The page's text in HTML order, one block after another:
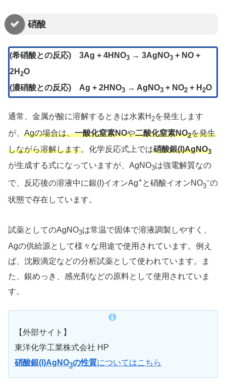
硝酸
(希硝酸との反応) 3Ag + 4HNO3 → 3AgNO3 + NO +
2H 2O
(濃硝酸との反応)
Ag + 2HNO3 → AgNO3 + NO2 + H 2O
通常、金属が酸に溶解するときは水素H 2を発生します
が、 Agの場合は、一酸化窒素NOや二酸化窒素NO2を発生
しながら溶解します。化学反応式上では硝酸銀(I)AgNO3
が生成する式になっていますが、AgNO3は強電解質なの
で、反応後の溶液中に銀(I)イオンAg+ と硝酸イオンNO3
–の
状態で存在しています。
試薬としてのAgNO3は常温で固体で溶液調製しやすく、
Agの供給源として様々な用途で使用されています。例え
ば、沈殿滴定などの分析試薬として使われています。ま
た、銀めっき、感光剤などの原料として使用されていま
す。
【外部サイト】
東洋化学工業株式会社 HP
硝酸銀(I)AgNO3の性質についてはこちら